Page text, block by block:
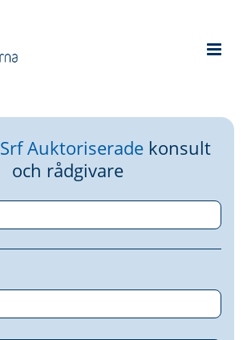
Srf Auktoriserade konsult
och rådgivare